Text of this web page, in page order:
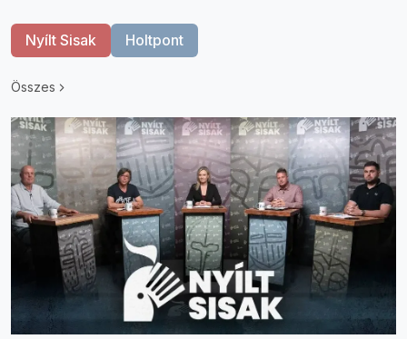
Nyílt Sisak Holtpont
Összes